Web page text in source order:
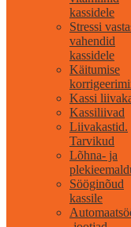
kassidele
Stressi
vahendid
kassidele
Käitumise
Kassi
Kassiliivad
Liivakastid.
Tarvikud
Lõhna- ja
Sööginõud
kassile